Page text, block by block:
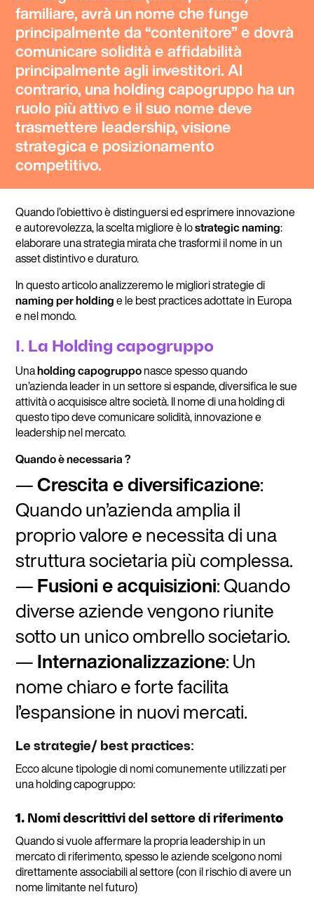
familiare, avrà un nome che funge
principalmente da “contenitore” e dovrà
comunicare solidità e affidabilità
principalmente agli investitori. Al
contrario, una holding capogruppo ha un
ruolo più attivo e il suo nome deve
trasmettere leadership, visione
strategica e posizionamento
competitivo.
Quando l’obiettivo è distinguersi ed esprimere innovazione
e autorevolezza, la scelta migliore è lostrategic naming:
elaborare una strategia mirata che trasformi il nome in un
asset distintivo e duraturo.
In questo articolo analizzeremo le migliori strategie di
naming per holdinge le best practices adottate in Europa
e nel mondo.
I. La Holding capogruppo
Unaholding capogrupponasce spesso quando
un’azienda leader in un settore si espande, diversifica le sue
attività o acquisisce altre società. Il nome di una holding di
questo tipo deve comunicare solidità, innovazione e
leadership nel mercato.
Quando è necessaria ?
Crescita e diversificazione:
Quando un’azienda amplia il
proprio valore e necessita di una
struttura societaria più complessa.
Fusioni e acquisizioni: Quando
diverse aziende vengono riunite
sotto un unico ombrello societario.
Internazionalizzazione: Un
nome chiaro e forte facilita
l’espansione in nuovi mercati.
Le strategie/ best practices:
Ecco alcune tipologie di nomi comunemente utilizzati per
una holding capogruppo:
1. Nomi descrittivi del settore di riferimento
Quando si vuole affermare la propria leadership in un
mercato di riferimento, spesso le aziende scelgono nomi
direttamente associabili al settore (con il rischio di avere un
nome limitante nel futuro)